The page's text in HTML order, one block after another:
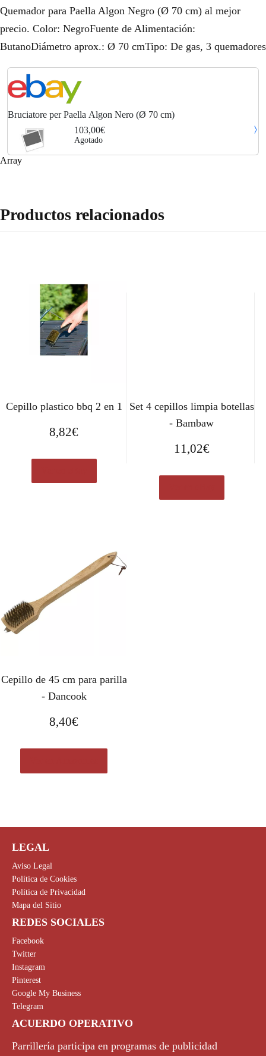
Quemador para Paella Algon Negro (Ø 70 cm) al mejor
precio. Color: NegroFuente de Alimentación:
ButanoDiámetro aprox.: Ø 70 cmTipo: De gas, 3 quemadores
Bruciatore per Paella Algon Nero (Ø 70 cm)
103,00€
Agotado
Array
Productos relacionados
Cepillo plastico bbq 2 en 1
8,82€
Set 4 cepillos limpia botellas
- Bambaw
11,02€
Cepillo de 45 cm para parilla
- Dancook
8,40€
LEGAL
Aviso Legal
Política de Cookies
Política de Privacidad
Mapa del Sitio
REDES SOCIALES
Facebook
Twitter
Instagram
Pinterest
Google My Business
Telegram
ACUERDO OPERATIVO
Parrillería participa en programas de publicidad